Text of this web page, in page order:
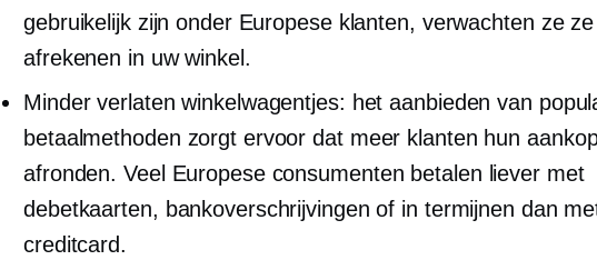
gebruikelijk zijn onder Europese klanten, verwachten ze
afrekenen in uw winkel.
Minder verlaten winkelwagentjes: het aanbieden van
betaalmethoden zorgt ervoor dat meer klanten hun
afronden. Veel Europese consumenten betalen liever met
debetkaarten, bankoverschrijvingen of in termijnen dan
creditcard.